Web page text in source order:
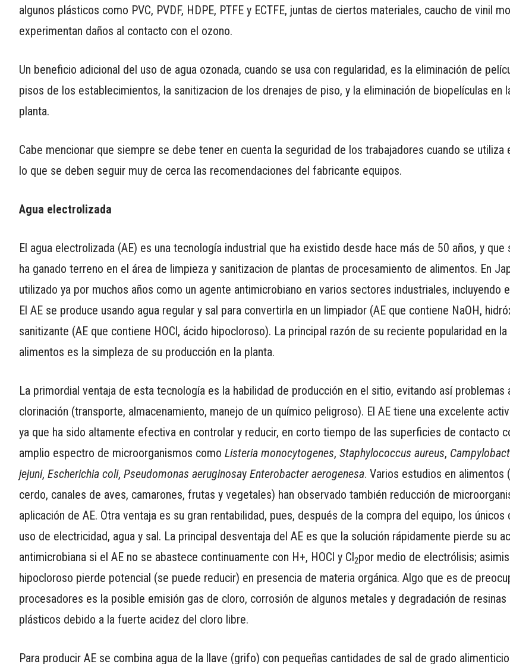
algunos plásticos como PVC, PVDF, HDPE, PTFE y ECTFE, juntas de ciertos materiales, caucho de vinil
experimentan daños al contacto con el ozono.
Un beneficio adicional del uso de agua ozonada, cuando se usa con regularidad, es la eliminación de
pisos de los establecimientos, la sanitizacion de los drenajes de piso, y la eliminación de biopelículas en
planta.
Cabe mencionar que siempre se debe tener en cuenta la seguridad de los trabajadores cuando se utiliza
lo que se deben seguir muy de cerca las recomendaciones del fabricante equipos.
Agua electrolizada
El agua electrolizada (AE) es una tecnología industrial que ha existido desde hace más de 50 años, y
ha ganado terreno en el área de limpieza y sanitizacion de plantas de procesamiento de alimentos. En
utilizado ya por muchos años como un agente antimicrobiano en varios sectores industriales, incluyendo
El AE se produce usando agua regular y sal para convertirla en un limpiador (AE que contiene NaOH,
sanitizante (AE que contiene HOCl, ácido hipocloroso). La principal razón de su reciente popularidad en
alimentos es la simpleza de su producción en la planta.
La primordial ventaja de esta tecnología es la habilidad de producción en el sitio, evitando así problemas
clorinación (transporte, almacenamiento, manejo de un químico peligroso). El AE tiene una excelente
ya que ha sido altamente efectiva en controlar y reducir, en corto tiempo de las superficies de contacto
amplio espectro de microorganismos como Listeria monocytogenes, Staphylococcus aureus,
jejuni, Escherichia coli, Pseudomonas aeruginosay Enterobacter aerogenesa. Varios estudios en alimentos
cerdo, canales de aves, camarones, frutas y vegetales) han observado también reducción de
aplicación de AE. Otra ventaja es su gran rentabilidad, pues, después de la compra del equipo, los
uso de electricidad, agua y sal. La principal desventaja del AE es que la solución rápidamente pierde su
antimicrobiana si el AE no se abastece continuamente con H+, HOCl y Cl2por medio de electrólisis;
hipocloroso pierde potencial (se puede reducir) en presencia de materia orgánica. Algo que es de
procesadores es la posible emisión gas de cloro, corrosión de algunos metales y degradación de
plásticos debido a la fuerte acidez del cloro libre.
Para producir AE se combina agua de la llave (grifo) con pequeñas cantidades de sal de grado